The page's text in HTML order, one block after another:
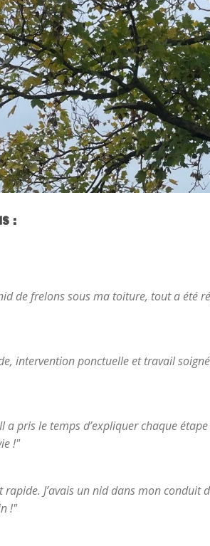
:
de frelons sous ma toiture, tout a été
intervention ponctuelle et travail
pris le temps d’expliquer chaque
!"
J’avais un nid dans mon
!"